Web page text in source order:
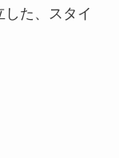
た、スタイ